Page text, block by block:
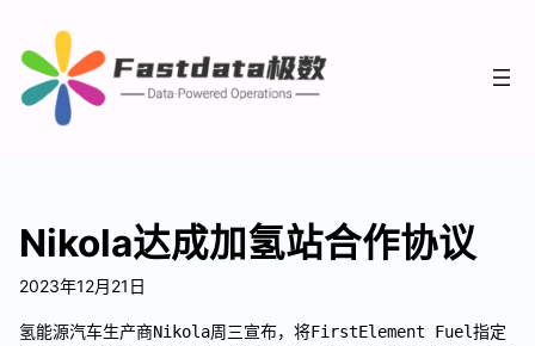
Nikola达成加氢站合作协议
2023年12月21日
氢能源汽车生产商Nikola周三宣布，将FirstElement Fuel指定